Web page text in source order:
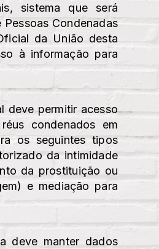
sistema que será
Condenadas
da União desta
à informação para
deve permitir acesso
condenados em
os seguintes tipos
da intimidade
da prostituição ou
e mediação para
deve manter dados